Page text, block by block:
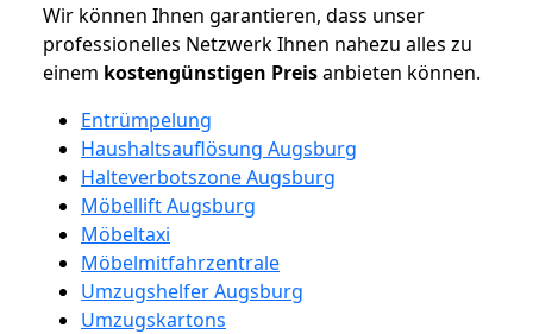
Wir können Ihnen garantieren, dass unser
professionelles Netzwerk Ihnen nahezu alles zu
einem kostengünstigen Preisanbieten können.
Entrümpelung
Haushaltsauflösung Augsburg
Halteverbotszone Augsburg
Möbellift Augsburg
Möbeltaxi
Möbelmitfahrzentrale
Umzugshelfer Augsburg
Umzugskartons